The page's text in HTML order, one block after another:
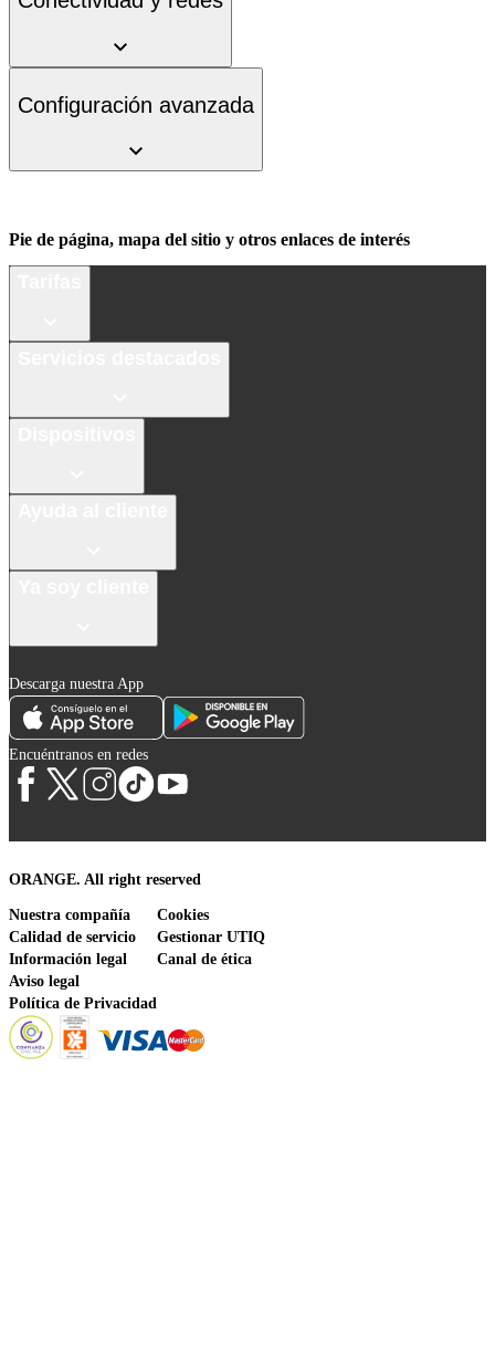
Configuración avanzada
Pie de página, mapa del sitio y otros enlaces de interés
Descarga nuestra App
Encuéntranos en redes
ORANGE. All right reserved
Nuestra compañía
Calidad de servicio
Información legal
Aviso legal
Política de Privacidad
Cookies
Gestionar UTIQ
Canal de ética